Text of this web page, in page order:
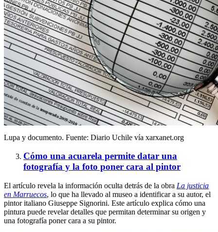
Lupa y documento. Fuente: Diario Uchile vía xarxanet.org
Cómo una acuarela permite datar una
fotografía y la foto poner cara al pintor
El artículo revela la información oculta detrás de la obra La justicia
en Marruecos, lo que ha llevado al museo a identificar a su autor, el
pintor italiano Giuseppe Signorini. Este artículo explica cómo una
pintura puede revelar detalles que permitan determinar su origen y
una fotografía poner cara a su pintor.